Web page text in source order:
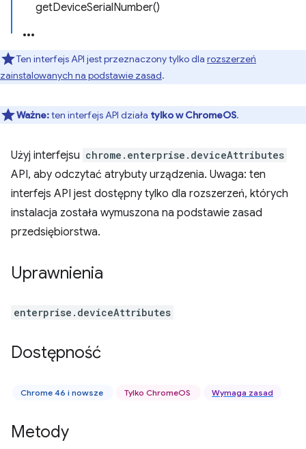
getDeviceSerialNumber()
Ten interfejs API jest przeznaczony tylko dla rozszerzeń
zainstalowanych na podstawie zasad.
Ważne:ten interfejs API działa tylko w ChromeOS.
Użyj interfejsu chrome.enterprise.deviceAttributes
API, aby odczytać atrybuty urządzenia. Uwaga: ten
interfejs API jest dostępny tylko dla rozszerzeń, których
instalacja została wymuszona na podstawie zasad
przedsiębiorstwa.
Uprawnienia
enterprise.deviceAttributes
Dostępność
Chrome 46 i nowsze Tylko ChromeOS Wymaga zasad
Metody